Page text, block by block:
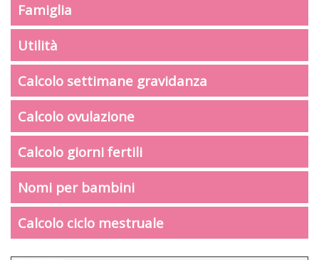
Famiglia
Utilità
Calcolo settimane gravidanza
Calcolo ovulazione
Calcolo giorni fertili
Nomi per bambini
Calcolo ciclo mestruale